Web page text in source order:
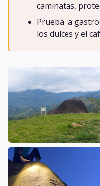
caminatas,
Prueba la
los dulces y el